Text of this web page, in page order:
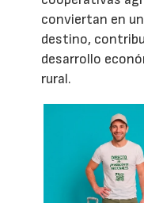
conviertan en
destino,
desarrollo
rural.